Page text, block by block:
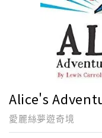
Alice's
愛麗絲夢遊奇境